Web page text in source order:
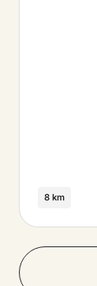
8 km